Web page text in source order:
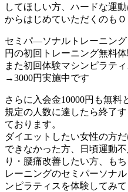
してほしい方、ハードな運
からはじめていただくのもＯ
セミパ―ソナルトレーニン
円の初回トレーニング無料体
また初回体験マシンピラテ
→3000円実施中です
さらに入会金10000円も無料
規定の人数に達したら終了
ております。
ダイエットしたい女性の方
できなかった方、日頃運動
り・腰痛改善したい方、も
レーニングのセミパーソナ
ンピラティスを体験してみ